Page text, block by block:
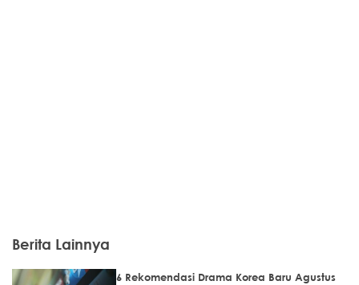
Berita Lainnya
6 Rekomendasi Drama Korea Baru Agustus